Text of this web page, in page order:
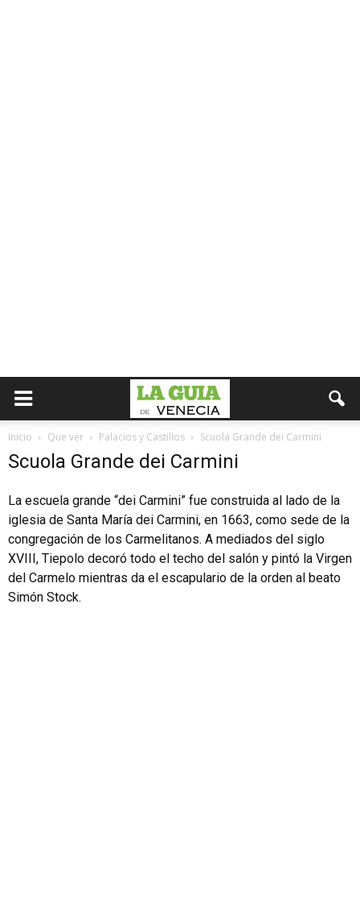
Inicio Que ver Palacios y Castillos Scuola Grande dei Carmini
Scuola Grande dei Carmini
La escuela grande “dei Carmini” fue construida al lado de la
iglesia de Santa María dei Carmini, en 1663, como sede de la
congregación de los Carmelitanos. A mediados del siglo
XVIII, Tiepolo decoró todo el techo del salón y pintó la Virgen
del Carmelo mientras da el escapulario de la orden al beato
Simón Stock.